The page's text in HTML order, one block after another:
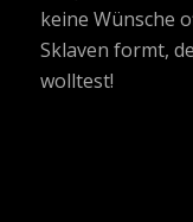
keine Wünsche
Sklaven formt,
wolltest!